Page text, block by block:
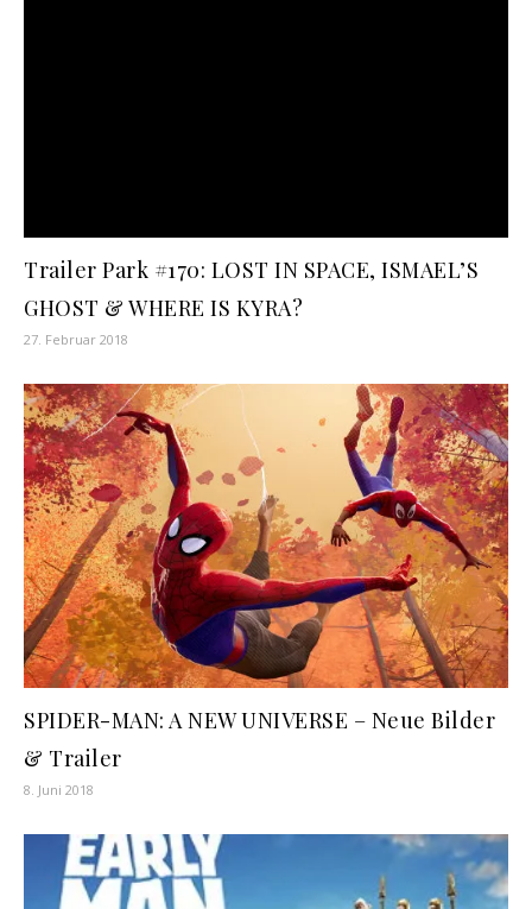
Trailer Park #170: LOST IN SPACE, ISMAEL’S
GHOST & WHERE IS KYRA?
27. Februar 2018
SPIDER-MAN: A NEW UNIVERSE – Neue Bilder
& Trailer
8. Juni 2018